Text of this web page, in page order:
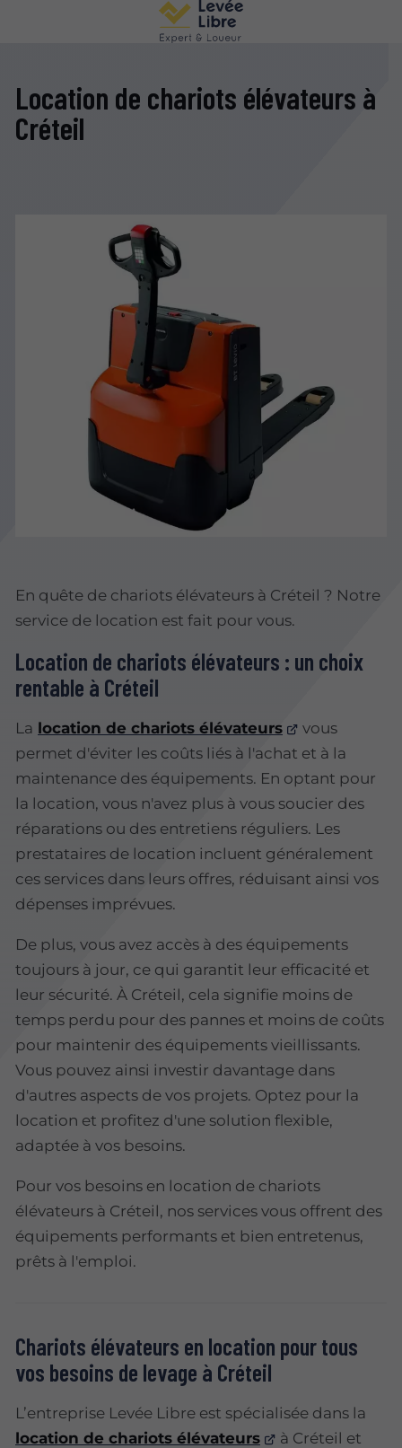
Location de chariots élévateurs à
Créteil
En quête de chariots élévateurs à Créteil ? Notre
service de location est fait pour vous.
Location de chariots élévateurs : un choix
rentable à Créteil
La location de chariots élévateurs
vous
permet d'éviter les coûts liés à l'achat et à la
maintenance des équipements. En optant pour
la location, vous n'avez plus à vous soucier des
réparations ou des entretiens réguliers. Les
prestataires de location incluent généralement
ces services dans leurs offres, réduisant ainsi vos
dépenses imprévues.
De plus, vous avez accès à des équipements
toujours à jour, ce qui garantit leur efficacité et
leur sécurité. À Créteil, cela signifie moins de
temps perdu pour des pannes et moins de coûts
pour maintenir des équipements vieillissants.
Vous pouvez ainsi investir davantage dans
d'autres aspects de vos projets. Optez pour la
location et profitez d'une solution flexible,
adaptée à vos besoins.
Pour vos besoins en location de chariots
élévateurs à Créteil, nos services vous offrent des
équipements performants et bien entretenus,
prêts à l'emploi.
Chariots élévateurs en location pour tous
vos besoins de levage à Créteil
L’entreprise Levée Libre est spécialisée dans la
location de chariots élévateurs
à Créteil et